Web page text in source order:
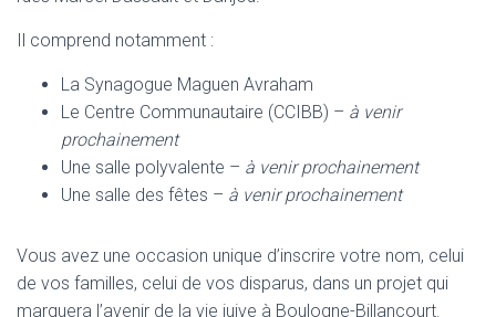
Il comprend notamment :
La Synagogue Maguen Avraham
Le Centre Communautaire (CCIBB) – à venir
prochainement
Une salle polyvalente – à venir prochainement
Une salle des fêtes – à venir prochainement
Vous avez une occasion unique d’inscrire votre nom, celui
de vos familles, celui de vos disparus, dans un projet qui
marquera l’avenir de la vie juive à Boulogne-Billancourt.